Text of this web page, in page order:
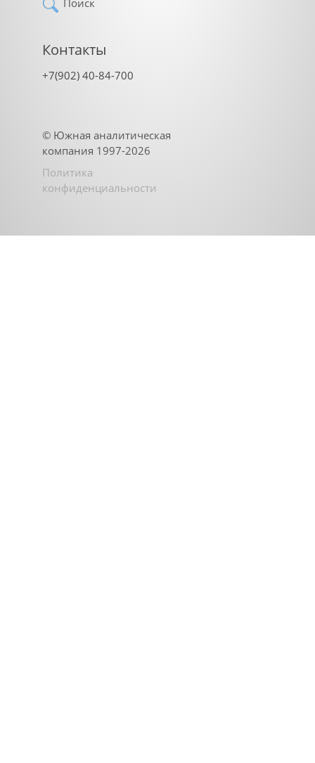
Поиск
Контакты
+7(902) 40-84-700
© Южная аналитическая
компания 1997-2026
Политика
конфиденциальности